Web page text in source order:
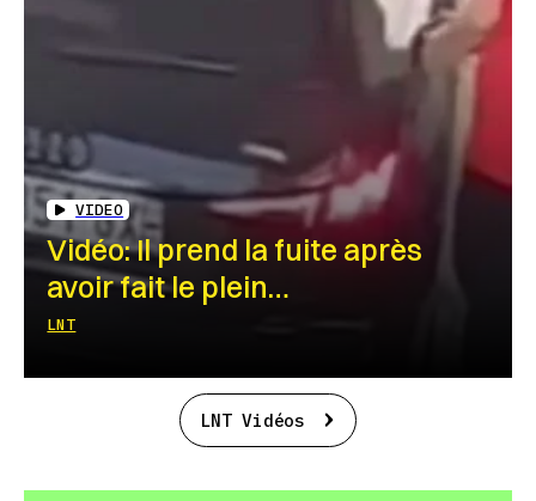
VIDEO
Vidéo: Il prend la fuite après
avoir fait le plein…
LNT
LNT Vidéos